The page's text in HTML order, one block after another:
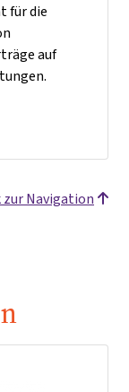
für die
auf
zur Navigation